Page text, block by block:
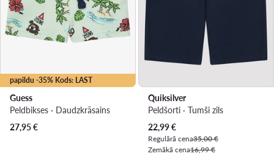
papildu -35% Kods: LAST
Guess
Peldbikses · Daudzkrāsains
27,95€
Quiksilver
Peldšorti · Tumši zils
Pašreizējā cena
22,99€
Regulārā cena35,00 €
Zemākā cena16,99 €